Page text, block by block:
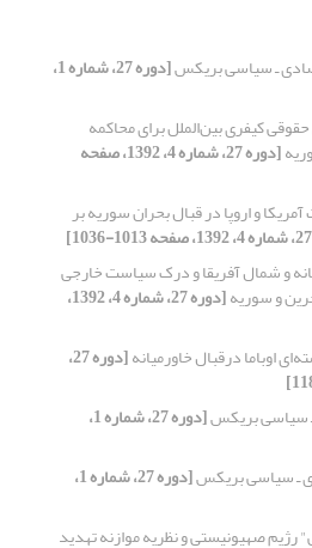
‌ـ سیاسی بریکس [دوره 27، شماره 1،
کیفری بین‌الملل برای محاکمه
[دوره 27، شماره 4، 1392، صفحه
و اروپا در قبال بحران سوریه بر
و شمال آفریقا و درک سیاست خارجی
و سوریه [دوره 27، شماره 4، 1392،
اوباما درقبال خاورمیانه [دوره 27،
سیاسی بریکس [دوره 27، شماره 1،
‌ـ سیاسی بریکس [دوره 27، شماره 1،
رژیم صهیونیستی و ‏نظریه موازنه تهدید